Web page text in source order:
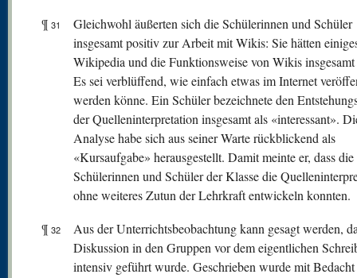
¶ 31
Gleichwohl äußerten sich die Schülerinnen und Schüler
insgesamt positiv zur Arbeit mit Wikis: Sie hätten
Wikipedia und die Funktionsweise von Wikis
Es sei verblüffend, wie einfach etwas im Internet
werden könne. Ein Schüler bezeichnete den
der Quelleninterpretation insgesamt als «interessant».
Analyse habe sich aus seiner Warte rückblickend als
«Kursaufgabe» herausgestellt. Damit meinte er, dass die
Schülerinnen und Schüler der Klasse die
ohne weiteres Zutun der Lehrkraft entwickeln konnten.
¶ 32
Aus der Unterrichtsbeobachtung kann gesagt werden,
Diskussion in den Gruppen vor dem eigentlichen
intensiv geführt wurde. Geschrieben wurde mit